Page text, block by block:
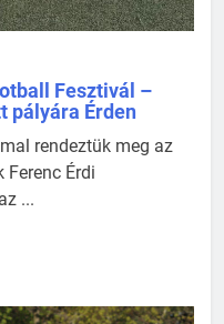
Fesztivál –
pályára Érden
rendeztük meg az
Érdi
...